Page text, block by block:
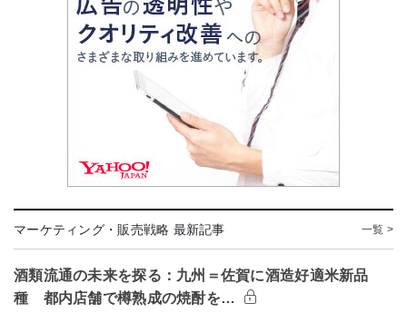
マーケティング・販売戦略 最新記事 一覧 >
酒類流通の未来を探る：九州＝佐賀に酒造好適米新品
種 都内店舗で樽熟成の焼酎を…